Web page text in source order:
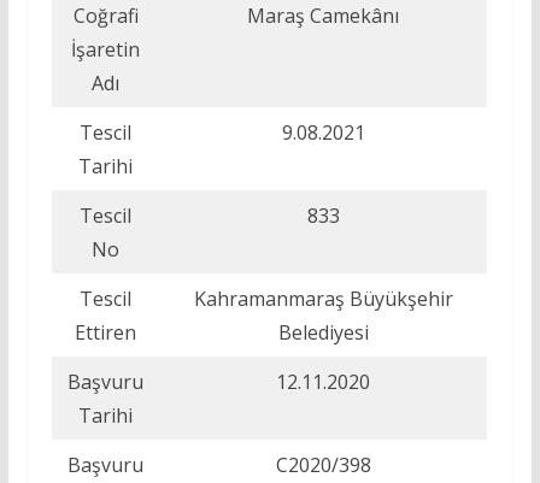
Coğrafi
İşaretin
Adı
Maraş Camekânı
Tescil
Tarihi
9.08.2021
Tescil
No
833
Tescil
Ettiren
Kahramanmaraş Büyükşehir
Belediyesi
Başvuru
Tarihi
12.11.2020
Başvuru
C2020/398